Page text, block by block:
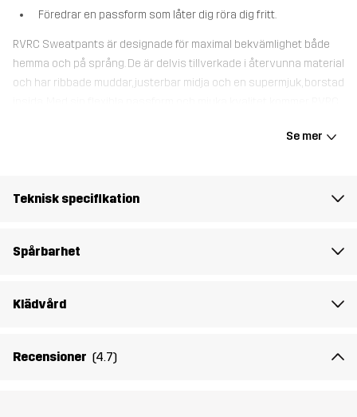
Föredrar en passform som låter dig röra dig fritt.
RVRC Sweatpants är designade för maximal bekvämlighet både
hemma och på språng. De är delvis tillverkade i återvunna material
och har ribbade muddar, justerbar midja och en supermjuk, borstad
Material 1
63% Bomull, 30% Polyester (Återvunnen),
Vikt 483g i storlek M
Se mer
Teknisk specifikation
Spårbarhet
Klädvård
Recensioner (4.7)